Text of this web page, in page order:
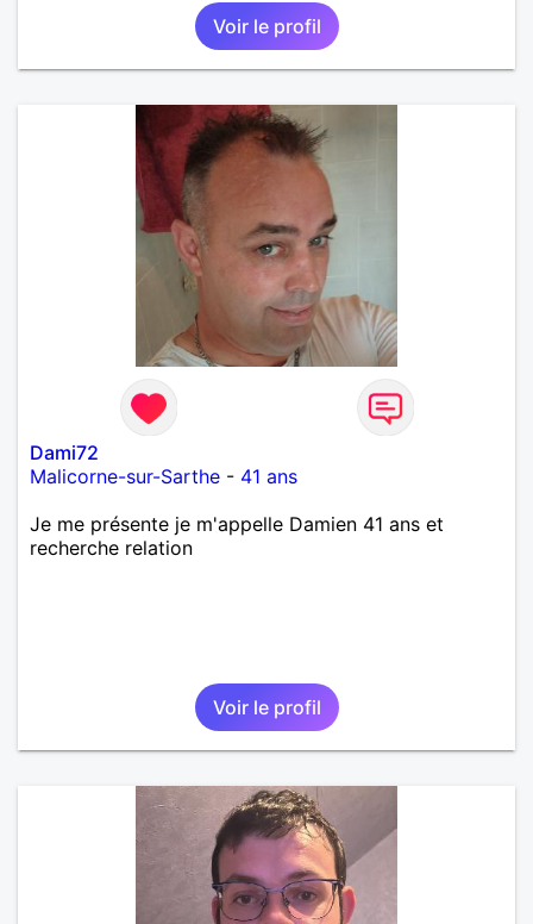
Voir le profil
Dami72
Malicorne-sur-Sarthe - 41 ans
Je me présente je m'appelle Damien 41 ans et
recherche relation
Voir le profil